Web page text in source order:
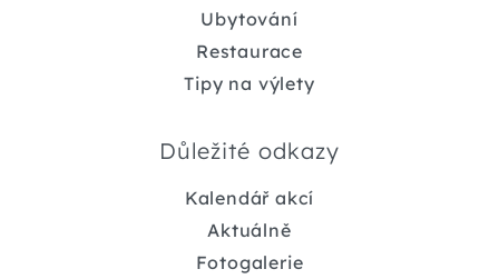
Ubytování
Restaurace
Tipy na výlety
Důležité odkazy
Kalendář akcí
Aktuálně
Fotogalerie